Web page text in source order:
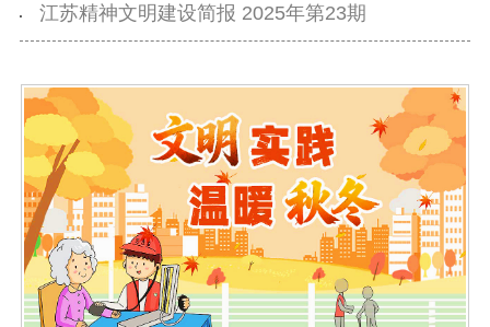
江苏精神文明建设简报 2025年第23期